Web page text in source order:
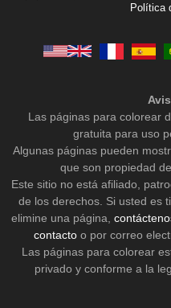
Política
Las páginas para colorear
gratuita para uso
Algunas páginas pueden
que son propiedad
Este sitio no está afiliado,
de los derechos. Si usted es
elimine una página,
contactoo por correo
Las páginas para colorear
privado y conforme a la